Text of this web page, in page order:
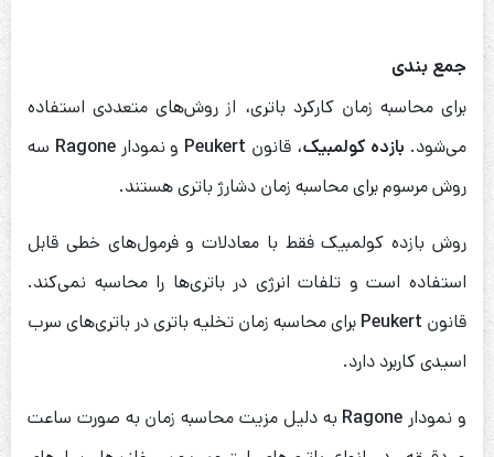
جمع بندی
برای محاسبه زمان کارکرد باتری، از روش‌های متعددی استفاده
می‌شود. بازده کولمبیک، قانون Peukert و نمودارRagone سه
روش مرسوم برای محاسبه زمان دشارژ باتری هستند.
روش بازده کولمبیک فقط با معادلات و فرمول‌های خطی قابل
استفاده است و تلفات انرژی در باتری‌ها را محاسبه نمی‌کند.
قانون Peukert برای محاسبه زمان تخلیه باتری در باتری‌های سرب
اسیدی کاربرد دارد.
و نمودار Ragone به دلیل مزیت محاسبه زمان به صورت ساعت